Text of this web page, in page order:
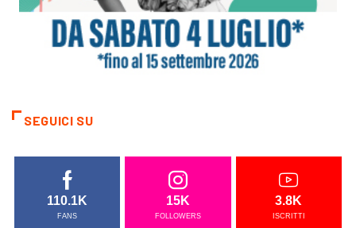
SEGUICI SU
110.1K
FANS
15K
FOLLOWERS
3.8K
ISCRITTI